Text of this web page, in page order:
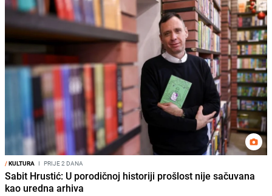
/KULTURA I PRIJE 2 DANA
Sabit Hrustić: U porodičnoj historiji prošlost nije sačuvana
kao uredna arhiva